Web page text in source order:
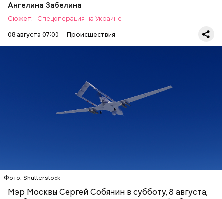
Ангелина Забелина
Сюжет:
Спецоперация на Украине
08 августа 07:00
Происшествия
Фото: Shutterstock
Мэр Москвы Сергей Собянин в субботу, 8 августа,
ПВО за день 7 августа
ликвидировала 75
украинской армии над
территорией России.